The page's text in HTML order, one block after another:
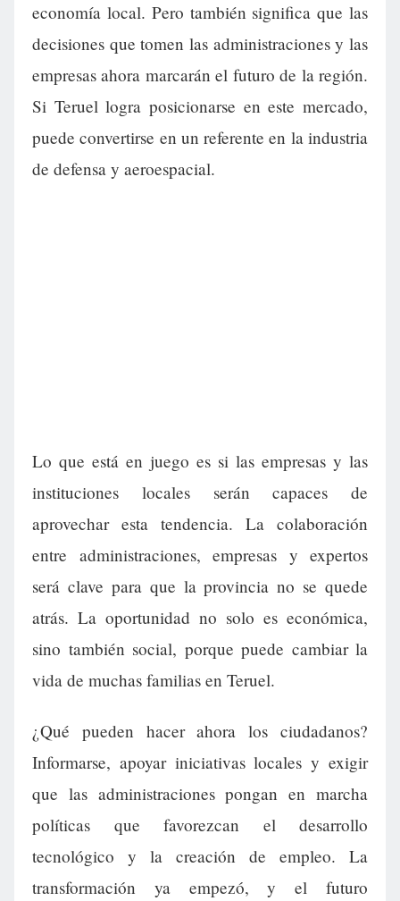
economía local. Pero también significa que las
decisiones que tomen las administraciones y las
empresas ahora marcarán el futuro de la región.
Si Teruel logra posicionarse en este mercado,
puede convertirse en un referente en la industria
de defensa y aeroespacial.
Lo que está en juego es si las empresas y las
instituciones locales serán capaces de
aprovechar esta tendencia. La colaboración
entre administraciones, empresas y expertos
será clave para que la provincia no se quede
atrás. La oportunidad no solo es económica,
sino también social, porque puede cambiar la
vida de muchas familias en Teruel.
¿Qué pueden hacer ahora los ciudadanos?
Informarse, apoyar iniciativas locales y exigir
que las administraciones pongan en marcha
políticas que favorezcan el desarrollo
tecnológico y la creación de empleo. La
transformación ya empezó, y el futuro